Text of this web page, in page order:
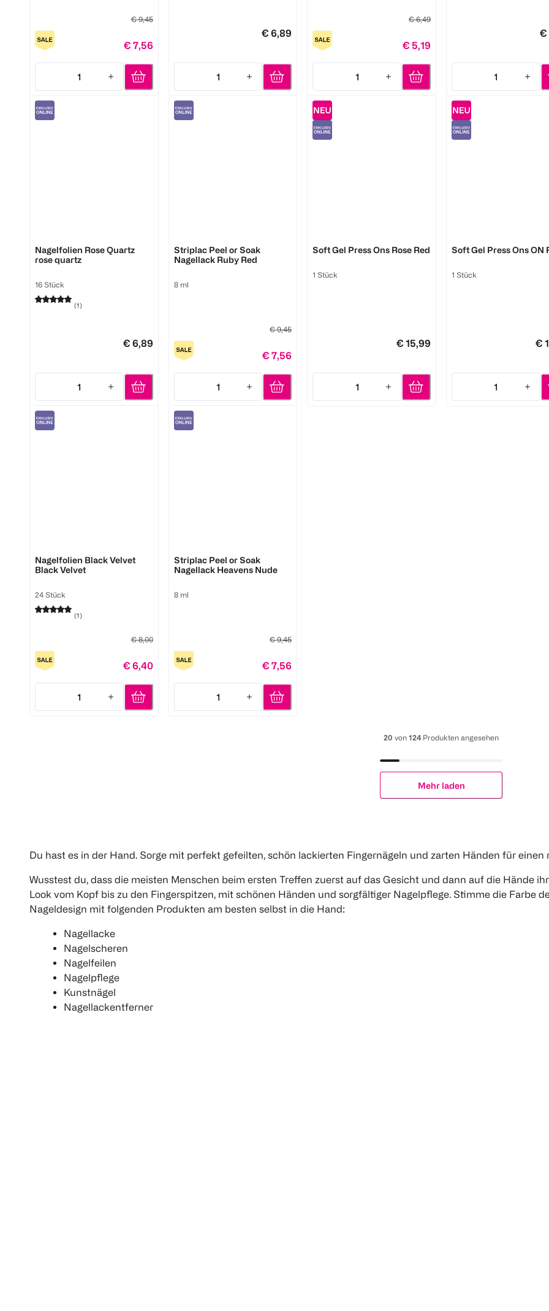
€ 9,45
€ 7,56
1
Quantity: 1
€ 6,89
1
Quantity: 1
€ 6,49
€ 5,19
1
Quantity: 1
€
1
Quantity: 1
Nagelfolien Rose Quartz
rose quartz
16 Stück
(1)
€ 6,89
1
Quantity: 1
Striplac Peel or Soak
Nagellack Ruby Red
8 ml
€ 9,45
€ 7,56
1
Quantity: 1
Soft Gel Press Ons Rose Red
1 Stück
€ 15,99
1
Quantity: 1
Soft Gel Press Ons ON
1 Stück
€
1
Quantity: 1
Nagelfolien Black Velvet
Black Velvet
24 Stück
(1)
€ 8,00
€ 6,40
1
Quantity: 1
Striplac Peel or Soak
Nagellack Heavens Nude
8 ml
€ 9,45
€ 7,56
1
Quantity: 1
20 von 124 Produkten angesehen
Mehr laden
Du hast es in der Hand. Sorge mit perfekt gefeilten, schön lackierten Fingernägeln und zarten Händen für einen
Wusstest du, dass die meisten Menschen beim ersten Treffen zuerst auf das Gesicht und dann auf die Hände
Look vom Kopf bis zu den Fingerspitzen, mit schönen Händen und sorgfältiger Nagelpflege. Stimme die Farbe
Nageldesign mit folgenden Produkten am besten selbst in die Hand:
Nagellacke
Nagelscheren
Nagelfeilen
Nagelpflege
Kunstnägel
Nagellackentferner